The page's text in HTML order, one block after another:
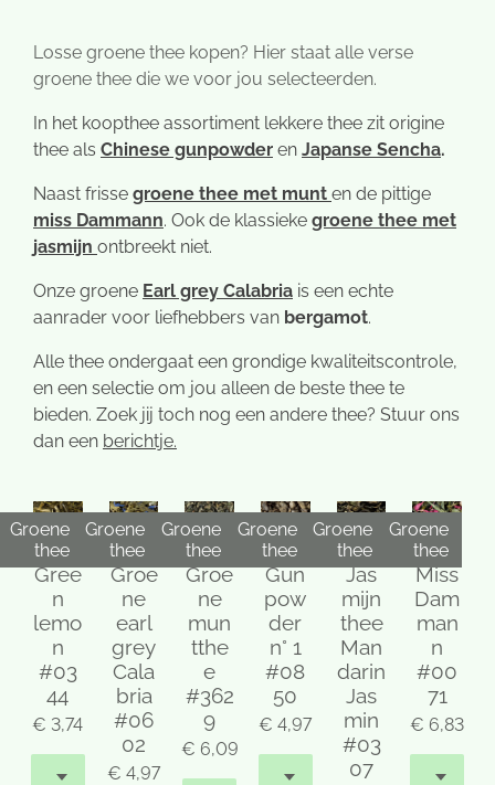
Losse groene thee kopen? Hier staat alle verse
groene thee die we voor jou selecteerden.
In het koopthee assortiment lekkere thee zit origine
thee als Chinese gunpowder en Japanse Sencha.
Naast frisse groene thee met munt en de pittige
miss Dammann. Ook de klassieke groene thee met
jasmijn ontbreekt niet.
Onze groene Earl grey Calabria is een echte
aanrader voor liefhebbers van bergamot.
Alle thee ondergaat een grondige kwaliteitscontrole,
en een selectie om jou alleen de beste thee te
bieden. Zoek jij toch nog een andere thee? Stuur ons
dan een berichtje.
Groene
thee
Gree
n
lemo
n
#03
44
€ 3,74
Groene
thee
Groe
ne
earl
grey
Cala
bria
#06
02
€ 4,97
Groene
thee
Groe
ne
mun
tthe
e
#362
9
€ 6,09
Groene
thee
Gun
pow
der
n° 1
#08
50
€ 4,97
Groene
thee
Jas
mijn
thee
Man
darin
Jas
min
#03
07
Groene
thee
Miss
Dam
man
n
#00
71
€ 6,83